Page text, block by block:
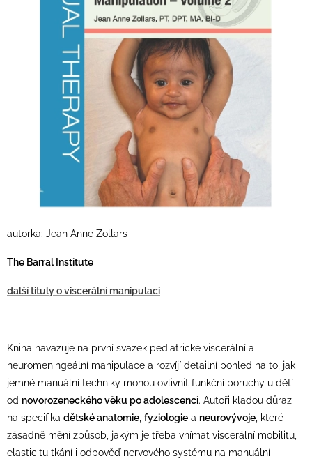
autorka: Jean Anne Zollars
The Barral Institute
další tituly o viscerální manipulaci
Kniha navazuje na první svazek pediatrické viscerální a
neuromeningeální manipulace a rozvíjí detailní pohled na to, jak
jemné manuální techniky mohou ovlivnit funkční poruchy u dětí
od novorozeneckého věku po adolescenci. Autoři kladou důraz
na specifika dětské anatomie fyziologie a neurovývoje , které
zásadně mění způsob, jakým je třeba vnímat viscerální mobilitu,
elasticitu tkání i odpověď nervového systému na manuální